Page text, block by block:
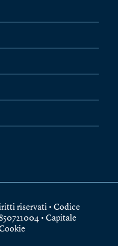
riservati • Codice
• Capitale